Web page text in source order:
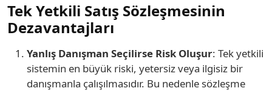
Tek Yetkili Satış Sözleşmesinin
Dezavantajları
Yanlış Danışman Seçilirse Risk Oluşur: Tek yetkili
sistemin en büyük riski, yetersiz veya ilgisiz bir
danışmanla çalışılmasıdır. Bu nedenle sözleşme